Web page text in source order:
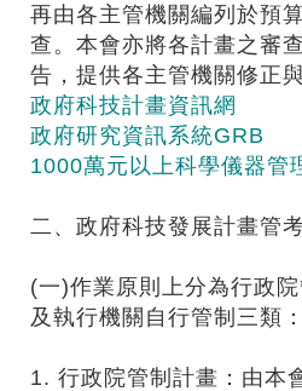
再由各主管機關編列於預
查。本會亦將各計畫之審
告，提供各主管機關修正
政府科技計畫資訊網
政府研究資訊系統GRB
1000萬元以上科學儀器管
二、政府科技發展計畫管
(一)作業原則上分為行政
及執行機關自行管制三類：
1. 行政院管制計畫：由本